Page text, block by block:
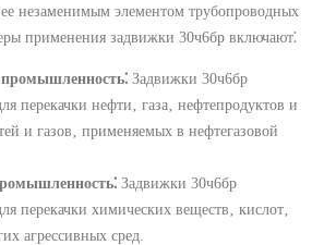
незаменимым элементом трубопроводных
применения задвижки 30ч6бр включают⁚
Задвижки 30ч6бр
перекачки нефти‚ газа‚ нефтепродуктов и
и газов‚ применяемых в нефтегазовой
Задвижки 30ч6бр
перекачки химических веществ‚ кислот‚
агрессивных сред.